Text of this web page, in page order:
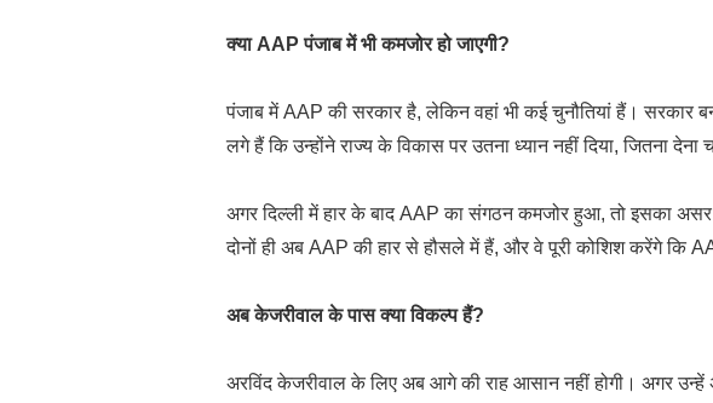
क्या AAP पंजाब में भी कमजोर हो जाएगी?
पंजाब में AAP की सरकार है, लेकिन वहां भी कई चुनौतियां हैं। सरकार
लगे हैं कि उन्होंने राज्य के विकास पर उतना ध्यान नहीं दिया, जितना देना
अगर दिल्ली में हार के बाद AAP का संगठन कमजोर हुआ, तो इसका
दोनों ही अब AAP की हार से हौसले में हैं, और वे पूरी कोशिश करेंगे कि
अब केजरीवाल के पास क्या विकल्प हैं?
अरविंद केजरीवाल के लिए अब आगे की राह आसान नहीं होगी। अगर उन्हें